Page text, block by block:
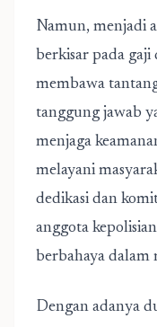
Namun, menjadi
berkisar pada gaji
membawa
tanggung jawab
menjaga
melayani
dedikasi dan
anggota
berbahaya dalam
Dengan adanya